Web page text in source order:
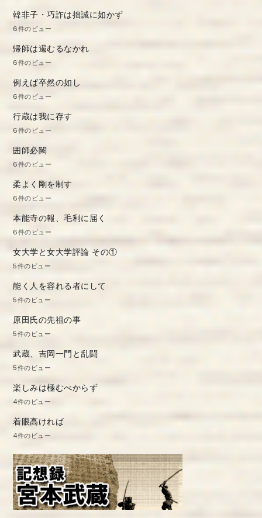
韓非子・巧詐は拙誠に如かず
6件のビュー
帰師は遏むるなかれ
6件のビュー
例えば卒然の如し
6件のビュー
行蔵は我に存す
6件のビュー
囲師必闕
6件のビュー
柔よく剛を制す
6件のビュー
本能寺の報、毛利に届く
6件のビュー
女大学と女大学評論 その①
5件のビュー
能く人を容れる者にして
5件のビュー
原田氏の先祖の事
5件のビュー
武蔵、吉岡一門と乱闘
5件のビュー
楽しみは極むべからず
4件のビュー
着眼高ければ
4件のビュー